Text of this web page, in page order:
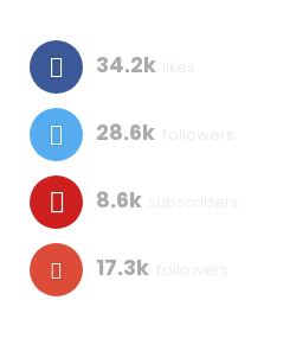
34.2k
28.6k
8.6k
17.3k